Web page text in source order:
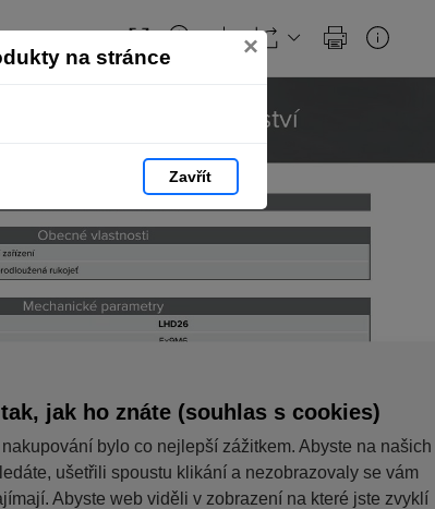
na stránce ×
Zavřít
jak ho znáte (souhlas s cookies)
bylo co nejlepší zážitkem. Abyste na našich
ušetřili spoustu klikání a nezobrazovaly se vám
Abyste web viděli v zobrazení na které jste zvyklí